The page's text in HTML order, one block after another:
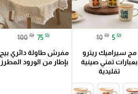
10 ₪ 5 ₪
مج سيراميك ريترو
بعبارات تمني صينية
تقليدية
100 ₪ 75 ₪
مفرش طاولة دائري بيج
بإطار من الورود المطرز